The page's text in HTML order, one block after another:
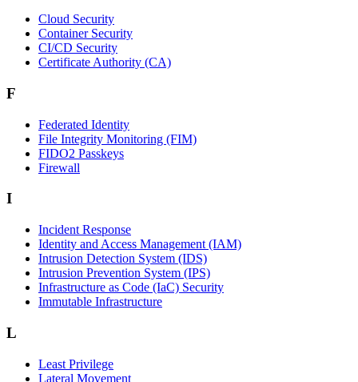
Cloud Security
Container Security
CI/CD Security
Certificate Authority (CA)
F
Federated Identity
File Integrity Monitoring (FIM)
FIDO2 Passkeys
Firewall
I
Incident Response
Identity and Access Management (IAM)
Intrusion Detection System (IDS)
Intrusion Prevention System (IPS)
Infrastructure as Code (IaC) Security
Immutable Infrastructure
L
Least Privilege
Lateral Movement